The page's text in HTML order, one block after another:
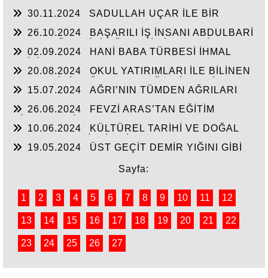
30.11.2024
SADULLAH UÇAR İLE BİR
26.10.2024
BAŞARILI İŞ İNSANI ABDULBARİ
02.09.2024
HANİ BABA TÜRBESİ İHMAL
20.08.2024
OKUL YATIRIMLARI İLE BİLİNEN
YASUBUĞA İLE PORTRE…
15.07.2024
AĞRI’NIN TÜMDEN AĞRILARI
26.06.2024
FEVZİ ARAS’TAN EĞİTİM
10.06.2024
KÜLTÜREL TARİHİ VE DOĞAL
19.05.2024
ÜST GEÇİT DEMİR YIĞINI GİBİ
Sayfa:
1 2 3 4 5 6 7 8 9 10 11 12
13 14 15 16 17 18 19 20 21 22
23 24 25 26 27